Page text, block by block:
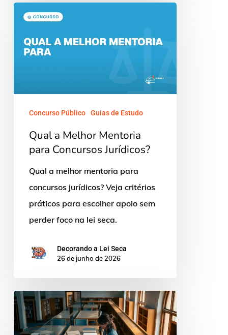
Qual
Melhor
Mentoria
Concursos
Jurídicos?
Concurso Público Guias de Estudo
Qual a Melhor Mentoria
para Concursos Jurídicos?
Qual a melhor mentoria para
concursos jurídicos? Veja critérios
práticos para escolher apoio sem
perder foco na lei seca.
Decorando a Lei Seca
26 de junho de 2026
Alterações
Legislativas
Concurso